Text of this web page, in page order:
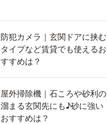
防犯カメラ｜玄関ドアに挟む
タイプなど賃貸でも使えるお
すすめは？
屋外掃除機｜石ころや砂利の
溜まる玄関先にも♪砂に強い
おすすめは？